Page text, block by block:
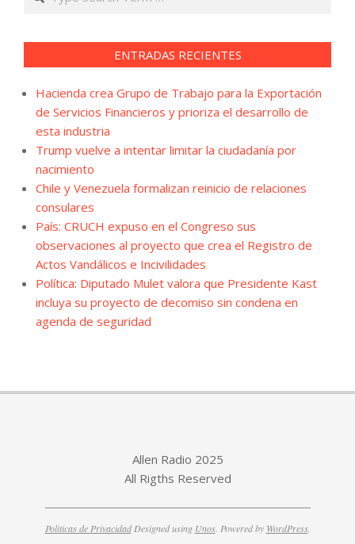
ENTRADAS RECIENTES
Hacienda crea Grupo de Trabajo para la Exportación
de Servicios Financieros y prioriza el desarrollo de
esta industria
Trump vuelve a intentar limitar la ciudadanía por
nacimiento
Chile y Venezuela formalizan reinicio de relaciones
consulares
País: CRUCH expuso en el Congreso sus
observaciones al proyecto que crea el Registro de
Actos Vandálicos e Incivilidades
Política: Diputado Mulet valora que Presidente Kast
incluya su proyecto de decomiso sin condena en
agenda de seguridad
Allen Radio 2025
All Rigths Reserved
Politicas de PrivacidadDesigned using Unos. Powered by WordPress.